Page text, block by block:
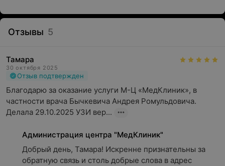
Отзывы 5
Тамара
30 октября 2025
Отзыв подтвержден
Благодарю за оказание услуги М-Ц «МедКлиник», в
частности врача Бычкевича Андрея Ромульдовича.
Делала 29.10.2025 УЗИ вер...
Администрация центра "МедКлиник"
Добрый день, Тамара! Искренне признательны за
обратную связь и столь добрые слова в адрес